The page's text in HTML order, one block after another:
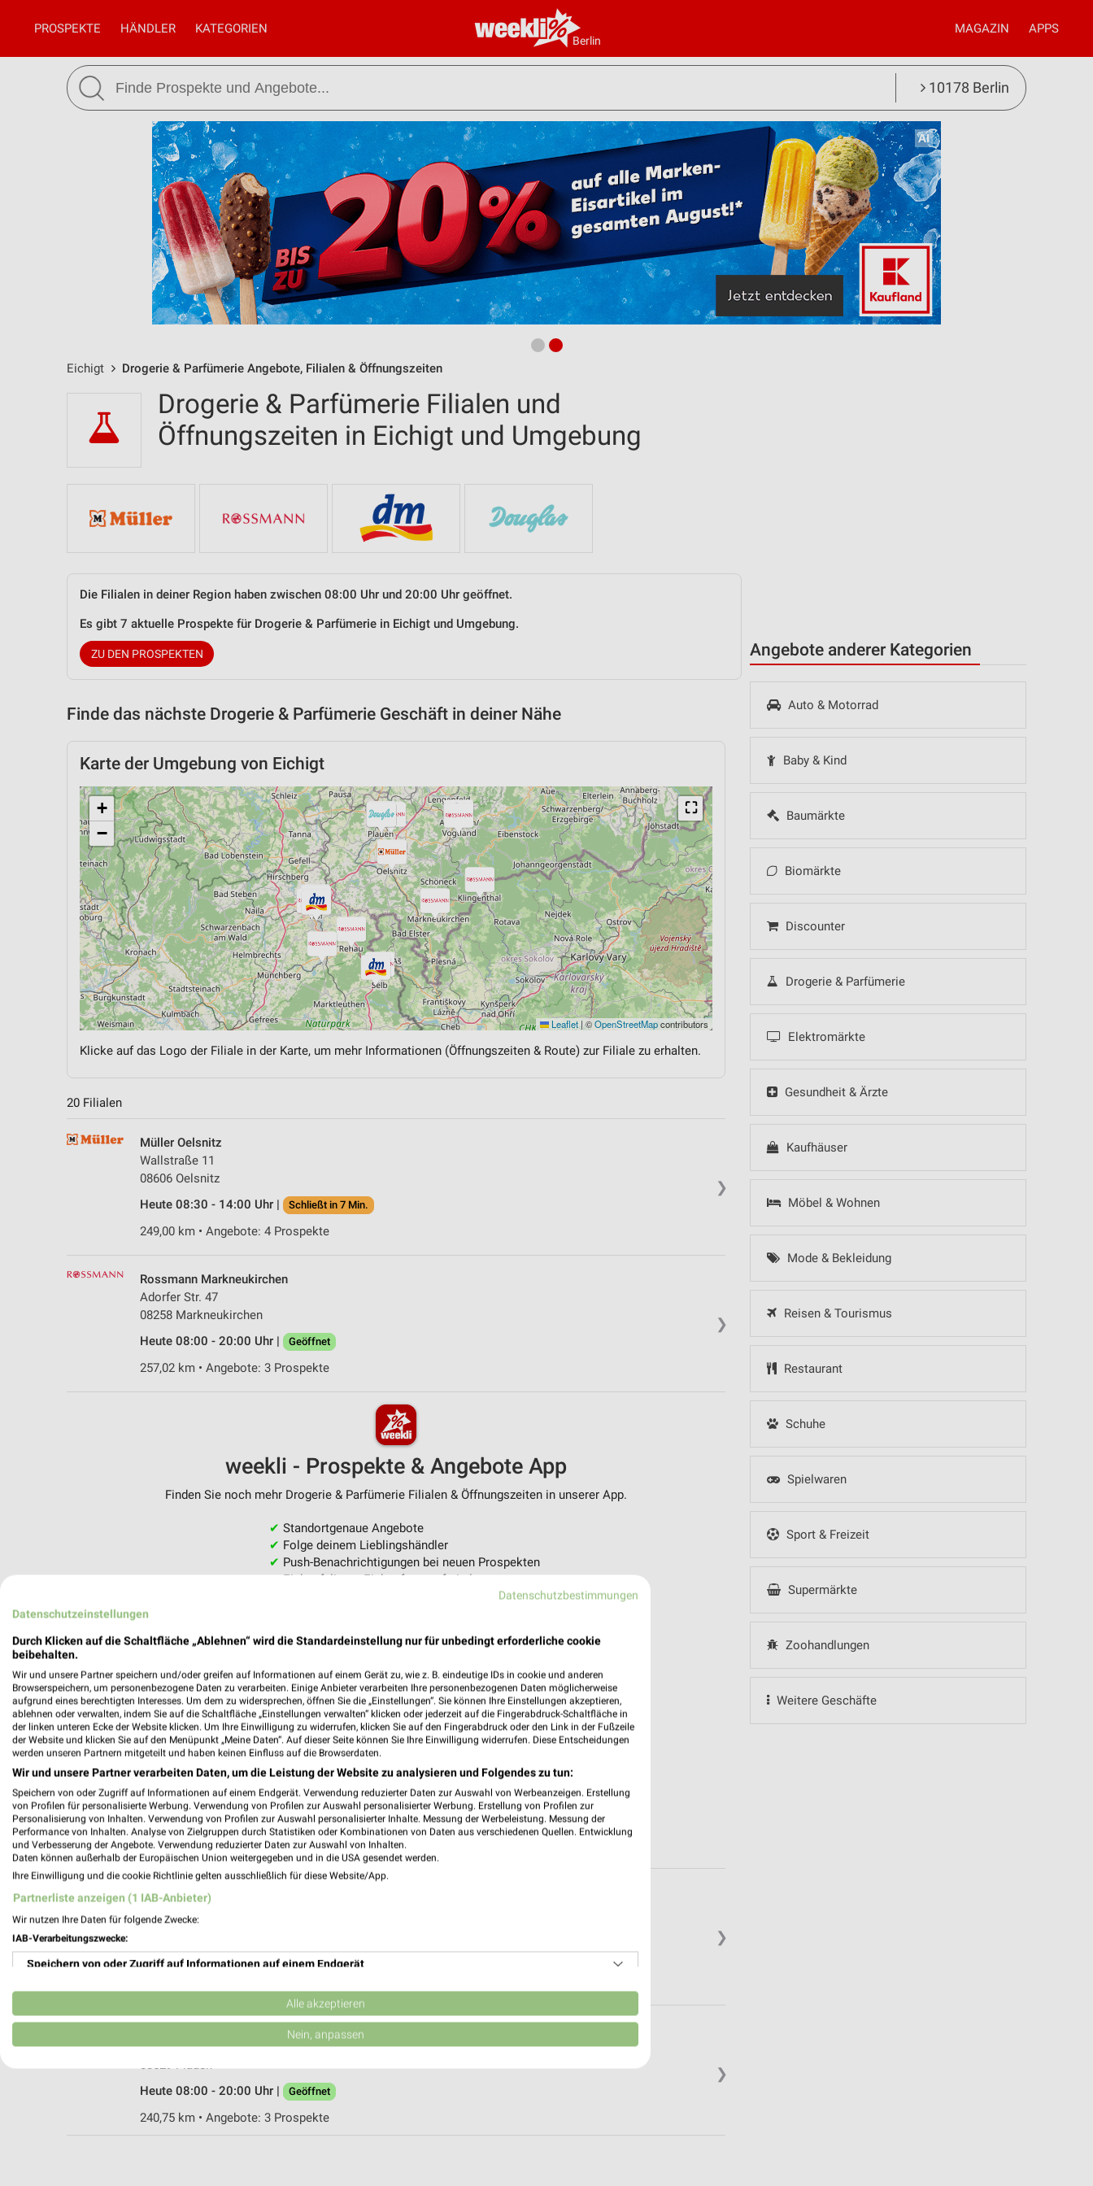
Berlin
PROSPEKTE HÄNDLER KATEGORIEN MAGAZIN APPS
10178 Berlin
Eichigt Drogerie & Parfümerie Angebote, Filialen & Öffnungszeiten
Angebote anderer Kategorien
Auto & Motorrad
Baby & Kind
Baumärkte
Biomärkte
Discounter
Drogerie & Parfümerie
Elektromärkte
Gesundheit & Ärzte
Kaufhäuser
Möbel & Wohnen
Mode & Bekleidung
Reisen & Tourismus
Restaurant
Schuhe
Spielwaren
Sport & Freizeit
Supermärkte
Zoohandlungen
Weitere Geschäfte
Drogerie & Parfümerie Filialen und
Öffnungszeiten in Eichigt und Umgebung
Die Filialen in deiner Region haben zwischen 08:00 Uhr und 20:00 Uhr geöffnet.
Es gibt 7 aktuelle Prospekte für Drogerie & Parfümerie in Eichigt und Umgebung.
ZU DEN PROSPEKTEN
Finde das nächste Drogerie & Parfümerie Geschäft in deiner Nähe
Karte der Umgebung von Eichigt
⛶
+
−
Leaflet|©OpenStreetMapcontributors
Klicke auf das Logo der Filiale in der Karte, um mehr Informationen (Öffnungszeiten & Route) zur Filiale zu erhalten.
20 Filialen
❯
Müller Oelsnitz
Wallstraße 11
08606 Oelsnitz
Heute 08:30 - 14:00 Uhr |
Schließt in 7 Min.
249,00 km • Angebote: 4 Prospekte
❯
Rossmann Markneukirchen
Adorfer Str. 47
08258 Markneukirchen
Heute 08:00 - 20:00 Uhr |
Geöffnet
257,02 km • Angebote: 3 Prospekte
weekli - Prospekte & Angebote App
Finden Sie noch mehr Drogerie & Parfümerie Filialen & Öffnungszeiten in unserer App.
✔ Standortgenaue Angebote
✔ Folge deinem Lieblingshändler
✔ Push-Benachrichtigungen bei neuen Prospekten
✔Einkaufsliste - Einkauf stressfrei planen
❯
Rossmann Rehau
95111 Rehau
Heute 08:30 - 14:00 Uhr | Schließt in 7 Min.
❯
Äußere Reichenbacher Str. 64
08529 Plauen
Heute 08:00 - 20:00 Uhr |
Geöffnet
240,75 km • Angebote: 3 Prospekte
Datenschutzbestimmungen
Datenschutzeinstellungen
Durch Klicken auf die Schaltfläche „Ablehnen“ wird die Standardeinstellung nur für unbedingt erforderliche cookie
beibehalten.
Wir und unsere Partner speichern und/oder greifen auf Informationen auf einem Gerät zu, wie z. B. eindeutige IDs in cookie und anderen
Browserspeichern, um personenbezogene Daten zu verarbeiten. Einige Anbieter verarbeiten Ihre personenbezogenen Daten möglicherweise
aufgrund eines berechtigten Interesses. Um dem zu widersprechen, öffnen Sie die „Einstellungen“. Sie können Ihre Einstellungen akzeptieren,
ablehnen oder verwalten, indem Sie auf die Schaltfläche „Einstellungen verwalten“ klicken oder jederzeit auf die Fingerabdruck-Schaltfläche in
der linken unteren Ecke der Website klicken. Um Ihre Einwilligung zu widerrufen, klicken Sie auf den Fingerabdruck oder den Link in der Fußzeile
der Website und klicken Sie auf den Menüpunkt „Meine Daten“. Auf dieser Seite können Sie Ihre Einwilligung widerrufen. Diese Entscheidungen
werden unseren Partnern mitgeteilt und haben keinen Einfluss auf die Browserdaten.
Wir und unsere Partner verarbeiten Daten, um die Leistung der Website zu analysieren und Folgendes zu tun:
Speichern von oder Zugriff auf Informationen auf einem Endgerät. Verwendung reduzierter Daten zur Auswahl von Werbeanzeigen. Erstellung
von Profilen für personalisierte Werbung. Verwendung von Profilen zur Auswahl personalisierter Werbung. Erstellung von Profilen zur
Personalisierung von Inhalten. Verwendung von Profilen zur Auswahl personalisierter Inhalte. Messung der Werbeleistung. Messung der
Performance von Inhalten. Analyse von Zielgruppen durch Statistiken oder Kombinationen von Daten aus verschiedenen Quellen. Entwicklung
und Verbesserung der Angebote. Verwendung reduzierter Daten zur Auswahl von Inhalten.
Daten können außerhalb der Europäischen Union weitergegeben und in die USA gesendet werden.
Ihre Einwilligung und die cookie Richtlinie gelten ausschließlich für diese Website/App.
Partnerliste anzeigen (1 IAB-Anbieter)
Wir nutzen Ihre Daten für folgende Zwecke:
IAB-Verarbeitungszwecke:
Speichern von oder Zugriff auf Informationen auf einem Endgerät
Verwendung reduzierter Daten zur Auswahl von Werbeanzeigen
Erstellung von Profilen für personalisierte Werbung
Erstellung von Profilen zur Personalisierung von Inhalten
Alle akzeptieren
Nein, anpassen